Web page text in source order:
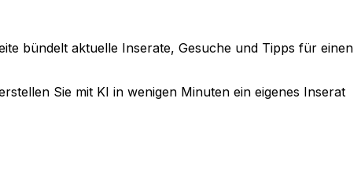
bündelt aktuelle Inserate, Gesuche und Tipps für einen
Sie mit KI in wenigen Minuten ein eigenes Inserat